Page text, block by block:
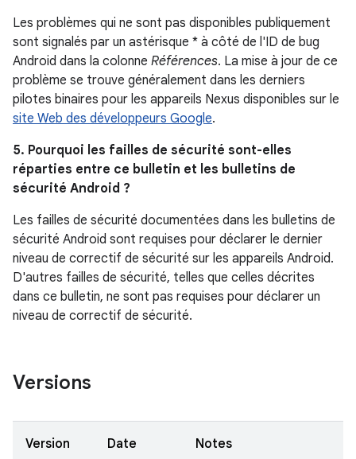
Les problèmes qui ne sont pas disponibles publiquement
sont signalés par un astérisque * à côté de l'ID de bug
Android dans la colonne Références. La mise à jour de ce
problème se trouve généralement dans les derniers
pilotes binaires pour les appareils Nexus disponibles sur le
site Web des développeurs Google.
5. Pourquoi les failles de sécurité sont-elles
réparties entre ce bulletin et les bulletins de
sécurité Android ?
Les failles de sécurité documentées dans les bulletins de
sécurité Android sont requises pour déclarer le dernier
niveau de correctif de sécurité sur les appareils Android.
D'autres failles de sécurité, telles que celles décrites
dans ce bulletin, ne sont pas requises pour déclarer un
niveau de correctif de sécurité.
Versions
Version Date Notes